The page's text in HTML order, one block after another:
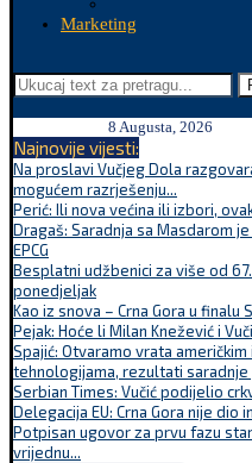
Marketing
8 Augusta, 2026
Najnovije vijesti:
Na proslavi Vučjeg Dola
mogućem razrješenju...
Perić: Ili nova većina ili izbori,
Dragaš: Saradnja sa Masdarom
EPCG
Besplatni udžbenici za više od
ponedjeljak
Kao iz snova – Crna Gora u
Pejak: Hoće li Milan Knežević i
Spajić: Otvaramo vrata
tehnologijama, rezultati saradnje
Serbian Times: Vučić podijelio
Delegacija EU: Crna Gora nije dio
Potpisan ugovor za prvu fazu
vrijednu...